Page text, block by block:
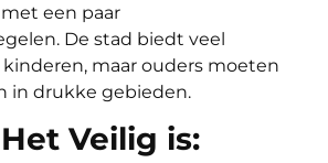
een paar
De stad biedt veel
maar ouders moeten
in drukke gebieden.
Veilig is: